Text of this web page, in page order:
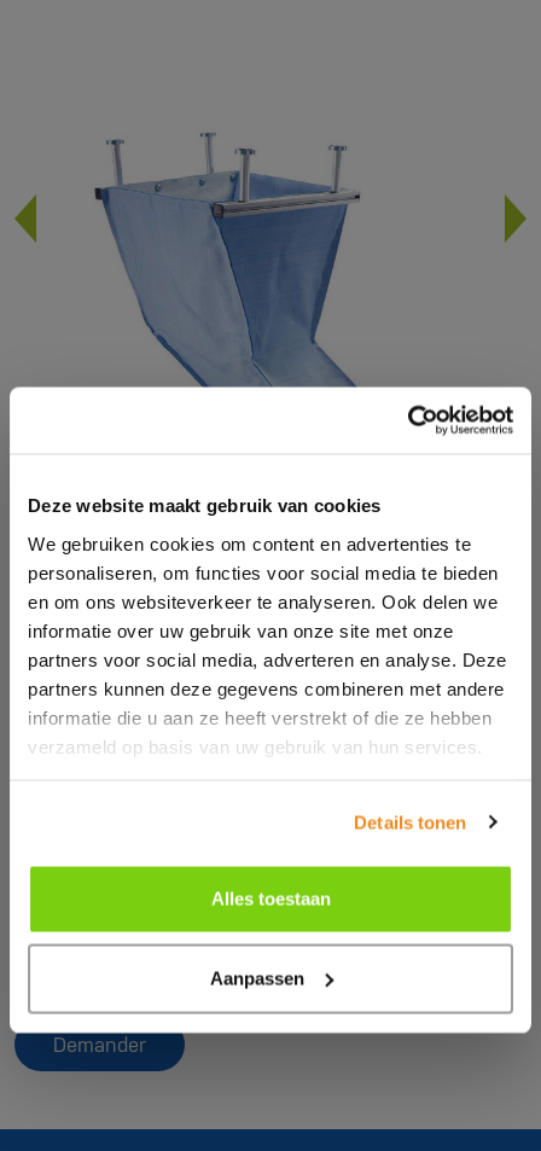
Deze website maakt gebruik van cookies
We gebruiken cookies om content en advertenties te
personaliseren, om functies voor social media te bieden
en om ons websiteverkeer te analyseren. Ook delen we
informatie over uw gebruik van onze site met onze
partners voor social media, adverteren en analyse. Deze
partners kunnen deze gegevens combineren met andere
informatie die u aan ze heeft verstrekt of die ze hebben
verzameld op basis van uw gebruik van hun services.
Details tonen
Alles toestaan
Aanpassen
Demande de brochure/contact
Laissez vos coordonnées et recevez la brochure
Gouttières traversantes.
Demander